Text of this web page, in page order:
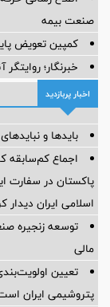
صنعت بیمه
کمپین تعویض
خبرنگار؛
اخبار پربازدید
بایدها و نبایدهای
اجماع کم‌سابقه
پاکستان در سفارت
اسلامی ایران دیدار
توسعه زنجیره
مالی
تعیین
پتروشیمی ایران